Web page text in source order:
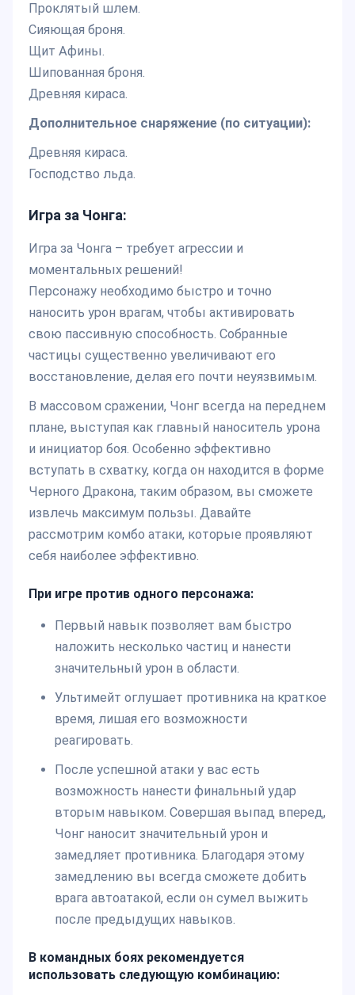
Проклятый шлем.
Сияющая броня.
Щит Афины.
Шипованная броня.
Древняя кираса.
Дополнительное снаряжение (по ситуации):
Древняя кираса.
Господство льда.
Игра за Чонга:
Игра за Чонга – требует агрессии и
моментальных решений!
Персонажу необходимо быстро и точно
наносить урон врагам, чтобы активировать
свою пассивную способность. Собранные
частицы существенно увеличивают его
восстановление, делая его почти неуязвимым.
В массовом сражении, Чонг всегда на переднем
плане, выступая как главный наноситель урона
и инициатор боя. Особенно эффективно
вступать в схватку, когда он находится в форме
Черного Дракона, таким образом, вы сможете
извлечь максимум пользы. Давайте
рассмотрим комбо атаки, которые проявляют
себя наиболее эффективно.
При игре против одного персонажа:
Первый навык позволяет вам быстро
наложить несколько частиц и нанести
значительный урон в области.
Ультимейт оглушает противника на краткое
время, лишая его возможности
реагировать.
После успешной атаки у вас есть
возможность нанести финальный удар
вторым навыком. Совершая выпад вперед,
Чонг наносит значительный урон и
замедляет противника. Благодаря этому
замедлению вы всегда сможете добить
врага автоатакой, если он сумел выжить
после предыдущих навыков.
В командных боях рекомендуется
использовать следующую комбинацию: